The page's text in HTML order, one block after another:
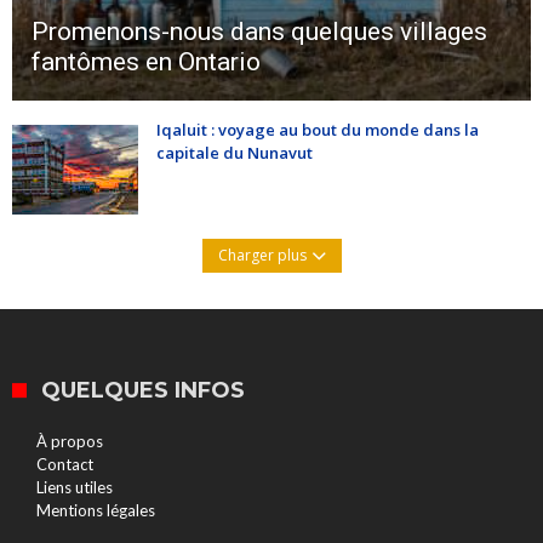
Promenons-nous dans quelques villages
fantômes en Ontario
Iqaluit : voyage au bout du monde dans la
capitale du Nunavut
Charger plus
QUELQUES INFOS
À propos
Contact
Liens utiles
Mentions légales